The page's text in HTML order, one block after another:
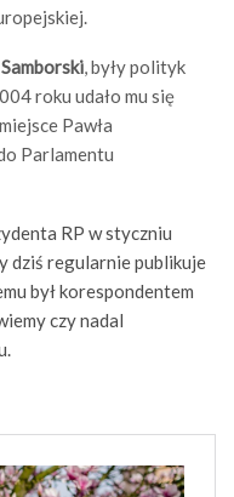
, były polityk
roku udało mu się
Pawła
Parlamentu
RP w styczniu
dziś regularnie publikuje
był korespondentem
czy nadal